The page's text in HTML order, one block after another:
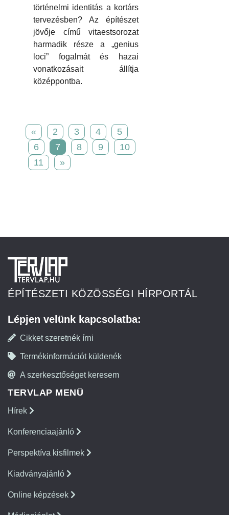
történelmi identitás a kortárs
tervezésben? Az építészet
jövője című vitaestsorozat
harmadik része a „genius
loci” fogalmát és hazai
vonatkozásait állítja
középpontba.
« 2 3 4
5
6
7 8 9
10
11
»
ÉPÍTÉSZETI KÖZÖSSÉGI HÍRPORTÁL
Lépjen velünk kapcsolatba:
Cikket szeretnék írni
Termékinformációt küldenék
A szerkesztőséget keresem
TERVLAP MENÜ
Hírek
Konferenciaajánló
Perspektíva kisfilmek
Kiadványajánló
Online képzések